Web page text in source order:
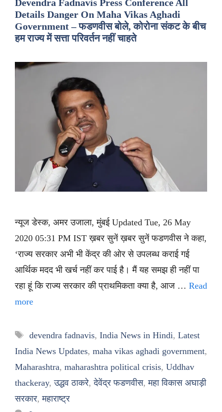
Devendra Fadnavis Press Conference All
Details Danger On Maha Vikas Aghadi
Government – फडणवीस बोले, कोरोना संकट के बीच
हम राज्य में सत्ता परिवर्तन नहीं चाहते
न्यूज डेस्क, अमर उजाला, मुंबई Updated Tue, 26 May
2020 05:31 PM IST ख़बर सुनें ख़बर सुनें फडणवीस ने कहा,
‘राज्य सरकार अभी भी केंद्र की ओर से उपलब्ध कराई गई
आर्थिक मदद भी खर्च नहीं कर पाई है। मैं यह समझ ही नहीं पा
रहा हूं कि राज्य सरकार की प्राथमिकता क्या है, आज … Read
more
Tags
devendra fadnavis, India News in Hindi, Latest
India News Updates, maha vikas aghadi government,
Maharashtra, maharashtra political crisis, Uddhav
thackeray,उद्धव ठाकरे,देवेंद्र फडणवीस,महा विकास अघाड़ी
सरकार,महाराष्ट्र